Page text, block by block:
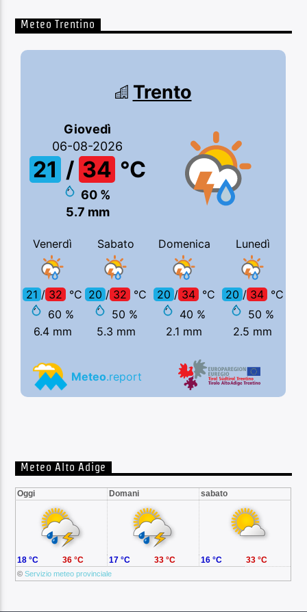
Meteo Trentino
Meteo Alto Adige
Oggi Domani sabato
©Servizio meteo provinciale
18 °C 36 °C 17 °C 33 °C 16 °C 33 °C